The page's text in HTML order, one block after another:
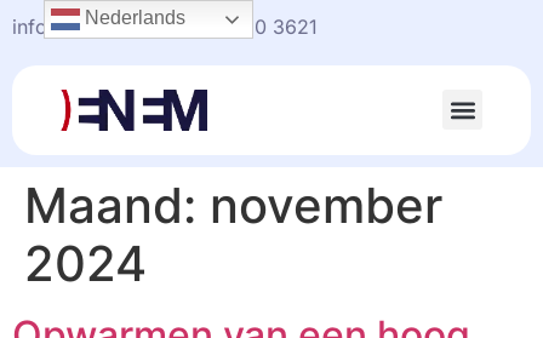
info@enem.nl+31(0)20-330 3621
Maand: november
2024
Nederlands